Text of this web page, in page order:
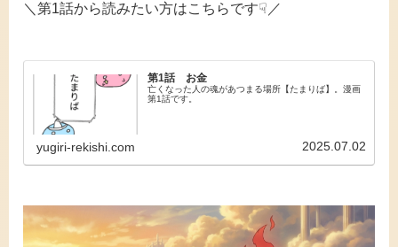
＼第1話から読みたい方はこちらです☟／
第1話 お金
亡くなった人の魂があつまる場所【たまりば】。漫画
第1話です。
yugiri-rekishi.com 2025.07.02